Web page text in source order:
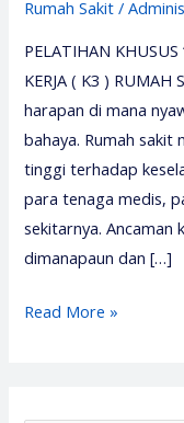
Rumah Sakit /
PELATIHAN KHUSUS
KERJA ( K3 )
harapan di mana
bahaya. Rumah
tinggi terhadap
para tenaga medis,
sekitarnya. Ancaman
dimanapaun dan […]
Pelatihan
Read More »